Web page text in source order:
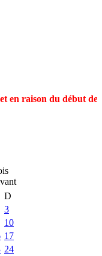
en raison du début
D
3
10
17
24